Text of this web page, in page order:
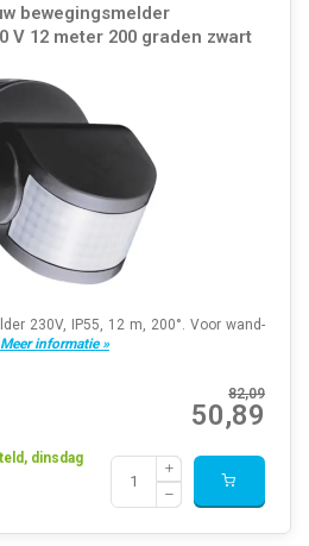
bewegingsmelder
V 12 meter 200 graden zwart
230V, IP55, 12 m, 200°. Voor wand-
Meer informatie »
82,09
50,89
dinsdag